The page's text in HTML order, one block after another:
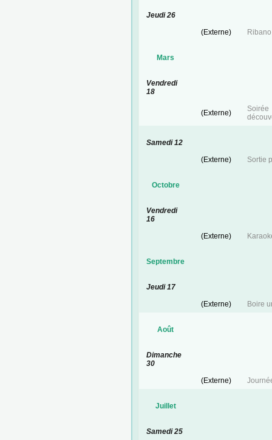
Jeudi 26
(Externe)
Mars
Vendredi
18
(Externe)
Samedi 12
(Externe)
Sortie
Octobre
Vendredi
16
(Externe)
Septembre
Jeudi 17
(Externe)
Boire
Août
Dimanche
30
(Externe)
Juillet
Samedi 25